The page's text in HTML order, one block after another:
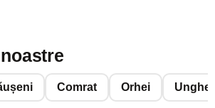
Comrat Orhei